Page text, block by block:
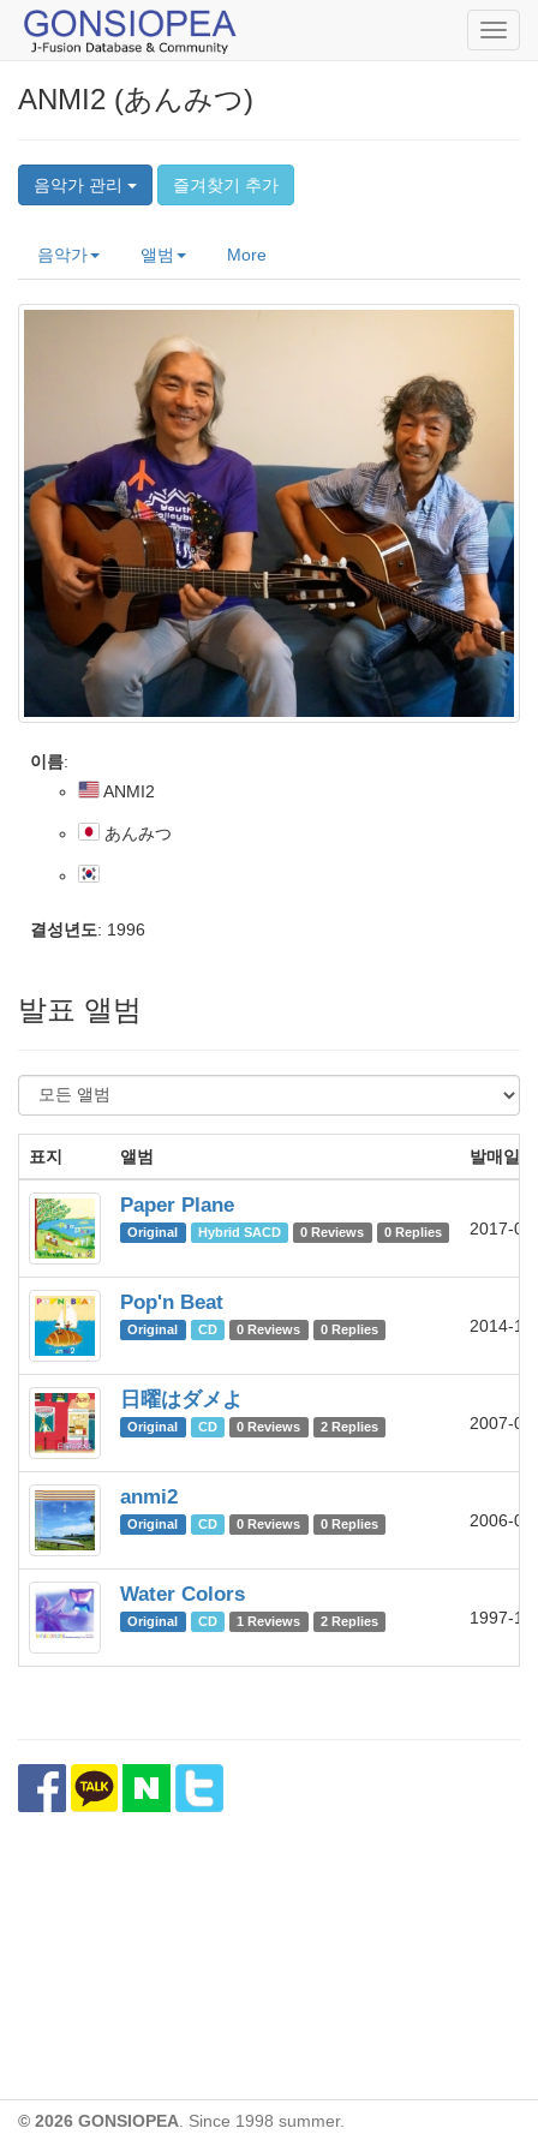
ANMI2 (あんみつ)
음악가 관리 즐겨찾기 추가
음악가 앨범 More
이름:
ANMI2
あんみつ
결성년도: 1996
발표 앨범
표지 앨범 발매일
Paper Plane
Original Hybrid SACD 0 Reviews 0 Replies 2017-
Pop'n Beat
Original CD 0 Reviews 0 Replies 2014-
日曜はダメよ
Original CD 0 Reviews 2 Replies 2007-
anmi2
Original CD 0 Reviews 0 Replies 2006-
Water Colors
Original CD 1 Reviews 2 Replies 1997-
© 2026 GONSIOPEA . Since 1998 summer.